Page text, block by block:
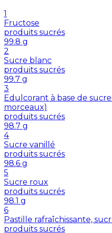
1
Fructose
produits sucrés
99.8 g
2
Sucre blanc
produits sucrés
99.7 g
3
Edulcorant à base de
morceaux)
produits sucrés
98.7 g
4
Sucre vanillé
produits sucrés
98.6 g
5
Sucre roux
produits sucrés
98.1 g
6
Pastille rafraîchissante,
produits sucrés